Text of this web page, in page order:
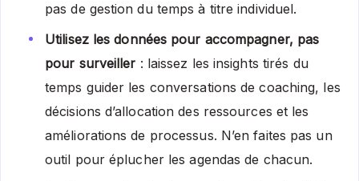
pas de gestion du temps à titre individuel.
Utilisez les données pour accompagner, pas
pour surveiller : laissez les insights tirés du
temps guider les conversations de coaching, les
décisions d’allocation des ressources et les
améliorations de processus. N’en faites pas un
outil pour éplucher les agendas de chacun.